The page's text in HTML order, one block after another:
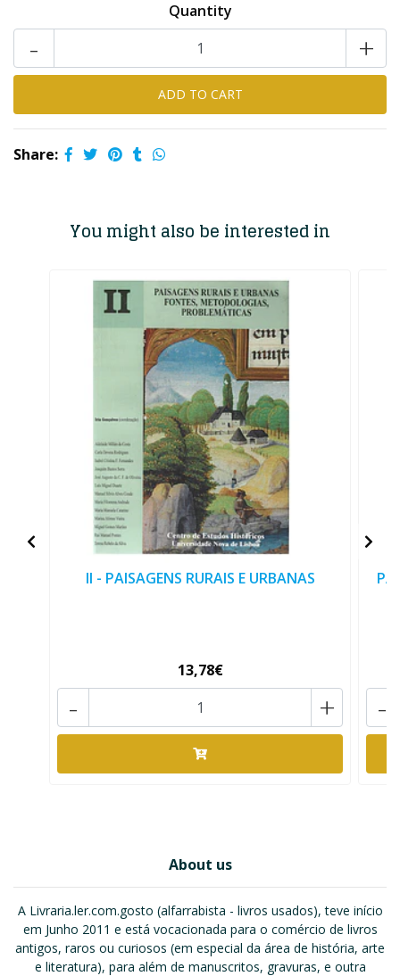
Quantity
+
-
Share:
You might also be interested in
II - PAISAGENS RURAIS E URBANAS
13,78€
+
- -
About us
A Livraria.ler.com.gosto (alfarrabista - livros usados), teve início
em Junho 2011 e está vocacionada para o comércio de livros
antigos, raros ou curiosos (em especial da área de história, arte
e literatura), para além de manuscritos, gravuras, e outra